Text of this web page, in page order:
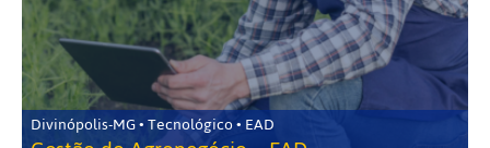
Divinópolis-MG • Tecnológico • EAD